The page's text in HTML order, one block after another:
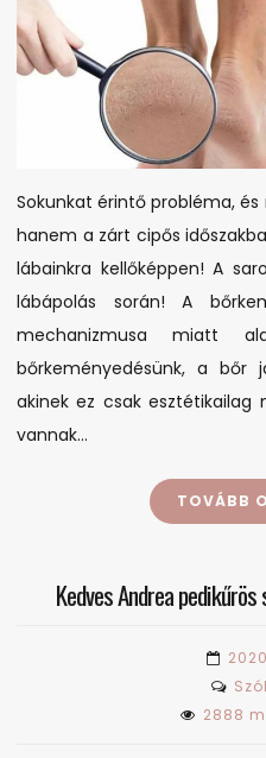
Sokunkat érintő probléma,
hanem a zárt cipős
lábainkra kellőképpen! A
lábápolás során! A
mechanizmusa miatt
bőrkeményedésünk, a bőr
akinek ez csak
vannak…
TOVÁBB
Kedves Andrea
2888